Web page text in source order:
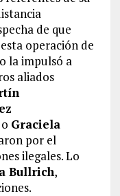
de que
operación de
la impulsó a
aliados
Graciela
por el
ilegales. Lo
Bullrich,